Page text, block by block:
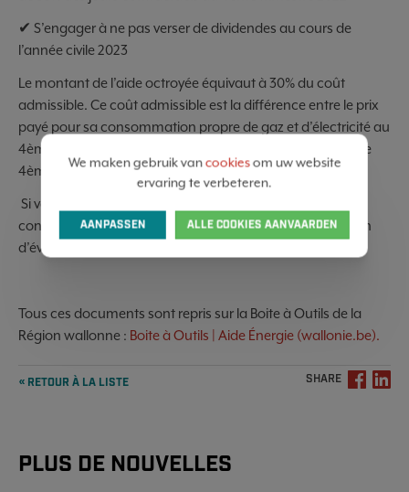
✔ S’engager à ne pas verser de dividendes au cours de
l’année civile 2023
Le montant de l’aide octroyée équivaut à 30% du coût
admissible. Ce coût admissible est la différence entre le prix
payé pour sa consommation propre de gaz et d’électricité au
4ème trimestre 2022 et le double du montant payé pour le
4ème trimestre 2021.
Si vous estimez pouvoir bénéficier de cette aide, veuillez
contacter votre gestionnaire dans les plus brefs délais afin
d’évaluer l’opportunité d’une telle demande.
Tous ces documents sont repris sur la Boite à Outils de la
Région wallonne : Boite à Outils | Aide Énergie (wallonie.be).
« RETOUR À LA LISTE SHARE
PLUS DE NOUVELLES
We maken gebruik vancookiesom uw website
ervaring te verbeteren.
AANPASSEN ALLE COOKIES AANVAARDEN